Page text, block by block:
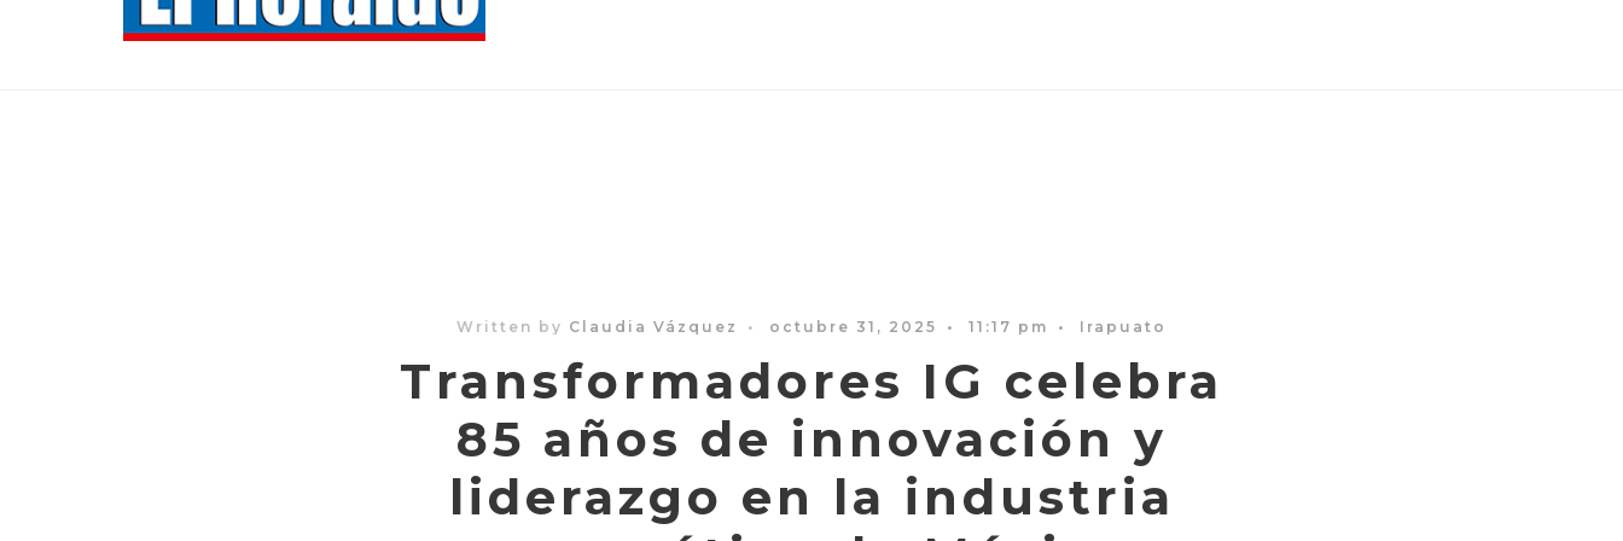
Written by Claudia Vázquez • octubre 31, 2025 • 11:17 pm • Irapuato
Transformadores IG celebra
85 años de innovación y
liderazgo en la industria